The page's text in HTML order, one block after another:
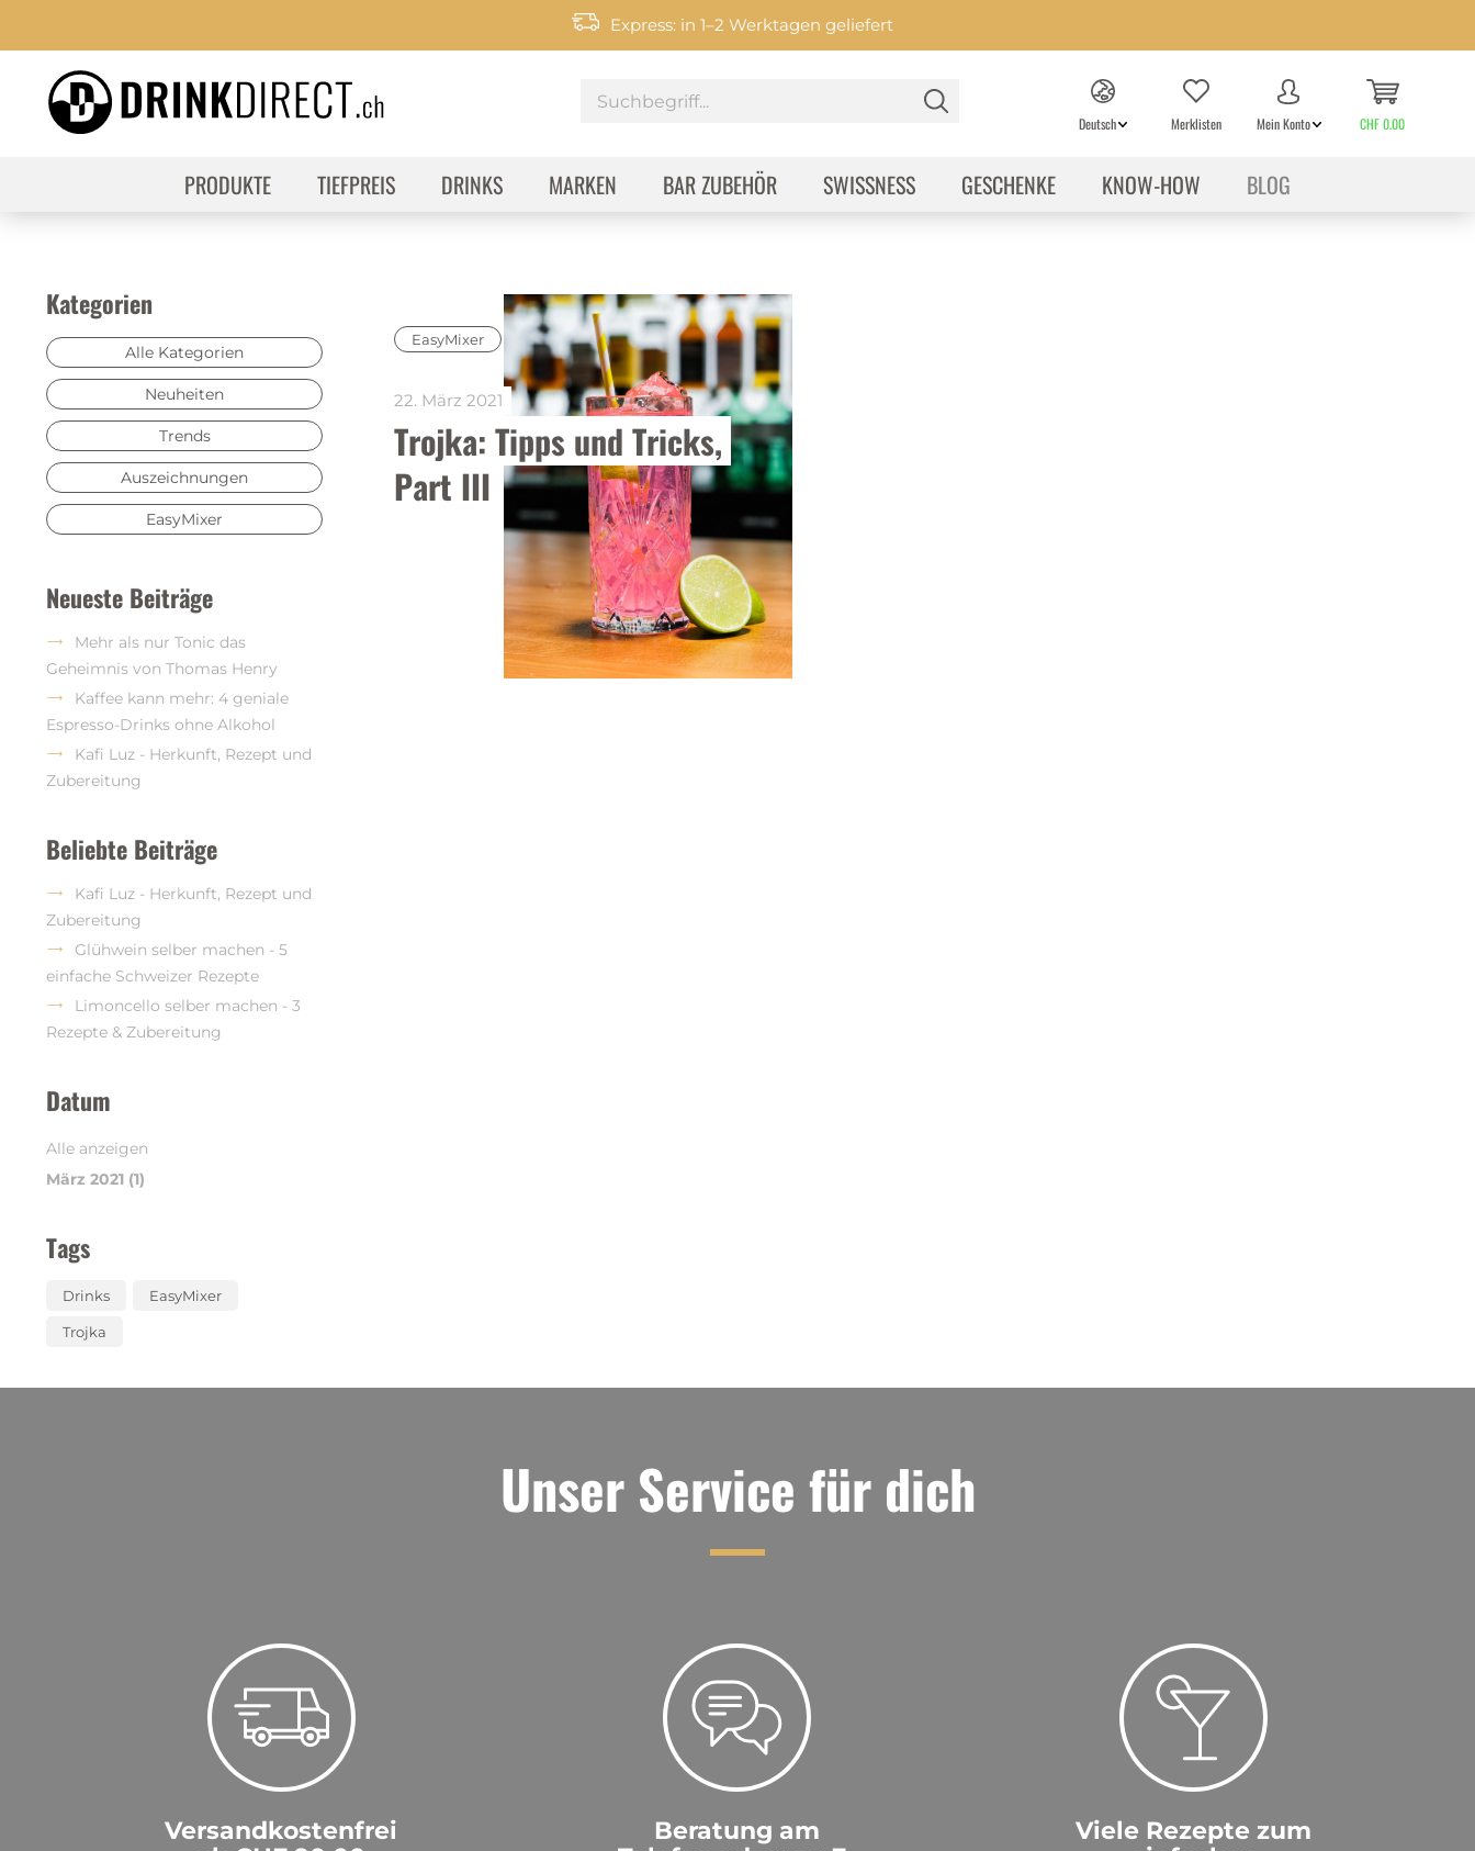
Express: in 1–2 Werktagen geliefert
Deutsch Merklisten Mein Konto CHF 0.00
PRODUKTE TIEFPREIS DRINKS MARKEN BAR ZUBEHÖR SWISSNESS GESCHENKE KNOW-HOW BLOG
Kategorien
Alle Kategorien
Neuheiten
Trends
Auszeichnungen
EasyMixer
Neueste Beiträge
Mehr als nur Tonic das
Geheimnis von Thomas Henry
Kaffee kann mehr: 4 geniale
Espresso-Drinks ohne Alkohol
Kafi Luz - Herkunft, Rezept und
Zubereitung
Beliebte Beiträge
Kafi Luz - Herkunft, Rezept und
Zubereitung
Glühwein selber machen - 5
einfache Schweizer Rezepte
Limoncello selber machen - 3
Rezepte & Zubereitung
Datum
Alle anzeigen
März 2021 (1)
Tags
Drinks EasyMixer
Trojka
EasyMixer
Trojka: Tipps und Tricks,
Part III
22. März 2021
Unser Service für dich
Versandkostenfrei
Beratung am
Viele Rezepte zum